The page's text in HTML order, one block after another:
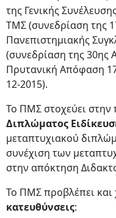
της Γενικής
ΤΜΣ (συνεδρίαση της
Πανεπιστημιακής
(συνεδρίαση της 30ης
Πρυτανική Απόφαση
12-2015).
Το ΠΜΣ στοχεύει στην
Διπλώματος
μεταπτυχιακού
συνέχιση των
στην απόκτηση
Το ΠΜΣ προβλέπει και
κατευθύνσεις: